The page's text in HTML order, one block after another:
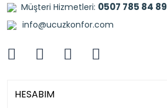
Müşteri Hizmetleri: 0507 785 84 89
info@ucuzkonfor.com
HESABIM